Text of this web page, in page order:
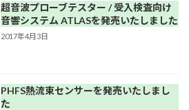
超音波プローブテスター / 受入検査向け
音響システム ATLASを発売いたしました
2017年4月3日
PHFS熱流束センサーを発売いたしまし
た